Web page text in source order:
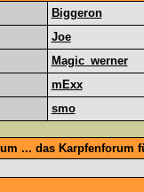
Biggeron
Joe
Magic_werner
mExx
smo
... das Karpfenforum